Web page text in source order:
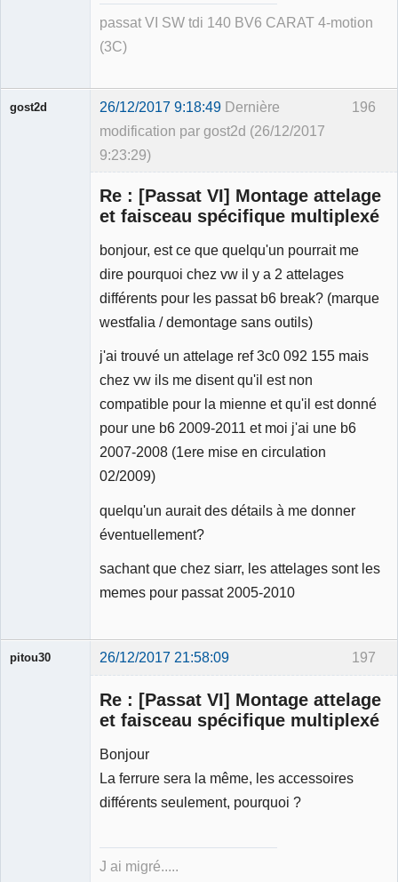
passat VI SW tdi 140 BV6 CARAT 4-motion
(3C)
196
gost2d 26/12/2017 9:18:49 Dernière
modification par gost2d (26/12/2017
9:23:29)
Re : [Passat VI] Montage attelage
et faisceau spécifique multiplexé
bonjour, est ce que quelqu'un pourrait me
dire pourquoi chez vw il y a 2 attelages
différents pour les passat b6 break? (marque
westfalia / demontage sans outils)
j'ai trouvé un attelage ref 3c0 092 155 mais
chez vw ils me disent qu'il est non
compatible pour la mienne et qu'il est donné
pour une b6 2009-2011 et moi j'ai une b6
2007-2008 (1ere mise en circulation
02/2009)
quelqu'un aurait des détails à me donner
éventuellement?
sachant que chez siarr, les attelages sont les
memes pour passat 2005-2010
197
pitou30 26/12/2017 21:58:09
Re : [Passat VI] Montage attelage
et faisceau spécifique multiplexé
Bonjour
La ferrure sera la même, les accessoires
différents seulement, pourquoi ?
J ai migré.....